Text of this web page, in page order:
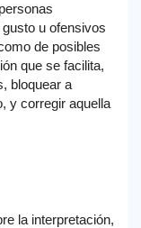
u ofensivos
de posibles
que se facilita,
bloquear a
y corregir aquella
la interpretación,